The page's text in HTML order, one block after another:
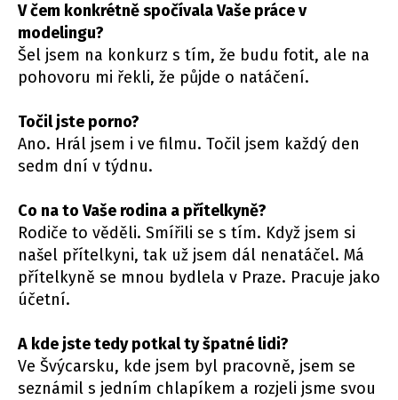
V čem konkrétně spočívala Vaše práce v
modelingu?
Šel jsem na konkurz s tím, že budu fotit, ale na
pohovoru mi řekli, že půjde o natáčení.
Točil jste porno?
Ano. Hrál jsem i ve filmu. Točil jsem každý den
sedm dní v týdnu.
Co na to Vaše rodina a přítelkyně?
Rodiče to věděli. Smířili se s tím. Když jsem si
našel přítelkyni, tak už jsem dál nenatáčel. Má
přítelkyně se mnou bydlela v Praze. Pracuje jako
účetní.
A kde jste tedy potkal ty špatné lidi?
Ve Švýcarsku, kde jsem byl pracovně, jsem se
seznámil s jedním chlapíkem a rozjeli jsme svou